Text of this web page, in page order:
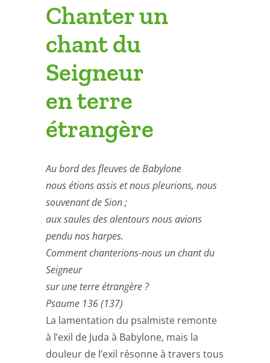
Chanter un
chant du
Seigneur
en terre
étrangère
Au bord des fleuves de Babylone
nous étions assis et nous pleurions, nous
souvenant de Sion ;
aux saules des alentours nous avions
pendu nos harpes.
Comment chanterions-nous un chant du
Seigneur
sur une terre étrangère ?
Psaume 136 (137)
La lamentation du psalmiste remonte
à l’exil de Juda à Babylone, mais la
douleur de l’exil résonne à travers tous